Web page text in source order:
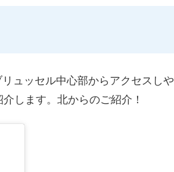
ュッセル中心部からアクセスしや
します。北からのご紹介！